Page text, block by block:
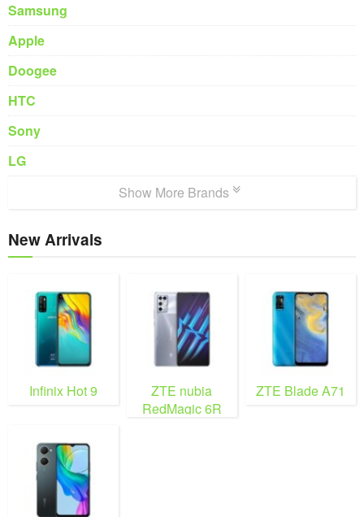
Samsung
Apple
Doogee
HTC
Sony
LG
Show More Brands
New Arrivals
Infinix Hot 9
ZTE nubia
RedMagic 6R
ZTE Blade A71